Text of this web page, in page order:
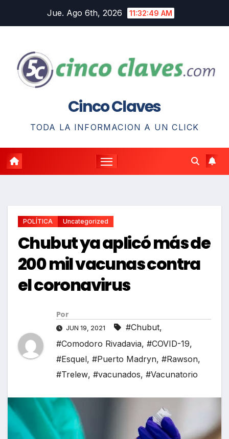
Jue. Ago 6th, 2026 11:32:50 AM
Cinco Claves
TODA LA INFORMACION A UN CLICK
POLÍTICA Uncategorized
Chubut ya aplicó más de
200 mil vacunas contra
el coronavirus
Por
JUN 19, 2021 #Chubut,
#Comodoro Rivadavia, #COVID-19,
#Esquel, #Puerto Madryn, #Rawson,
#Trelew, #vacunados, #Vacunatorio